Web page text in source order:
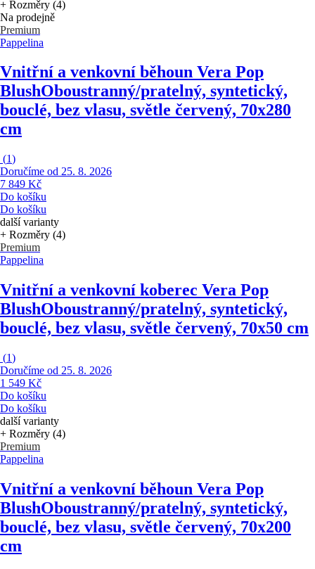
+ Rozměry (4)
Na prodejně
Premium
Pappelina
Vnitřní a venkovní běhoun Vera Pop
BlushOboustranný/pratelný, syntetický,
bouclé, bez vlasu, světle červený, 70x280
cm
(1)
Doručíme od 25. 8. 2026
7 849 Kč
Do košíku
Do košíku
další varianty
+ Rozměry (4)
Premium
Pappelina
Vnitřní a venkovní koberec Vera Pop
BlushOboustranný/pratelný, syntetický,
bouclé, bez vlasu, světle červený, 70x50 cm
(1)
Doručíme od 25. 8. 2026
1 549 Kč
Do košíku
Do košíku
další varianty
+ Rozměry (4)
Premium
Pappelina
Vnitřní a venkovní běhoun Vera Pop
BlushOboustranný/pratelný, syntetický,
bouclé, bez vlasu, světle červený, 70x200
cm